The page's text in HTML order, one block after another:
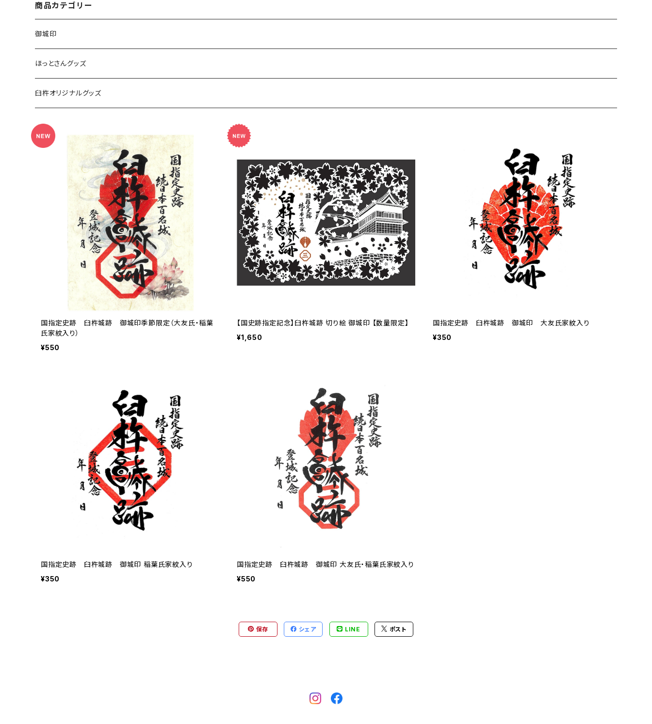
商品カテゴリー
御城印
ほっとさんグッズ
臼杵オリジナルグッズ
国指定史跡 臼杵城跡 御城印季節限定（大友氏・稲葉
氏家紋入り）
¥550
【国史跡指定記念】臼杵城跡 切り絵 御城印 【数量限定】
¥1,650
国指定史跡 臼杵城跡 御城印 大友氏家紋入り
¥350
国指定史跡 臼杵城跡 御城印 稲葉氏家紋入り
¥350
国指定史跡 臼杵城跡 御城印 大友氏・稲葉氏家紋入り
¥550
保存 シェア LINE ポスト